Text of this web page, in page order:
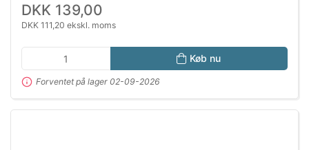
DKK 139,00
DKK 111,20 ekskl. moms
Køb nu
Forventet på lager 02-09-2026